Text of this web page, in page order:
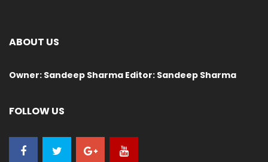
ABOUT US
Owner: Sandeep Sharma Editor: Sandeep Sharma
FOLLOW US